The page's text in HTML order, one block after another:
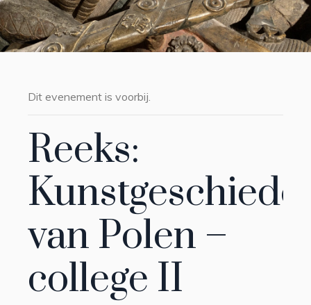
Dit evenement is voorbij.
Reeks:
van Polen –
college II